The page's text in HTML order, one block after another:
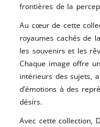
frontières de la
Au cœur de cette
royaumes cachés de
les souvenirs et les
Chaque image offre
intérieurs des sujets,
d’émotions à des
désirs.
Avec cette collection,